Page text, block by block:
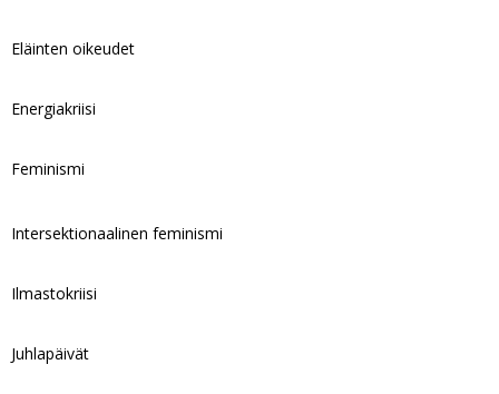
Eläinten oikeudet
Energiakriisi
Feminismi
Intersektionaalinen feminismi
Ilmastokriisi
Juhlapäivät